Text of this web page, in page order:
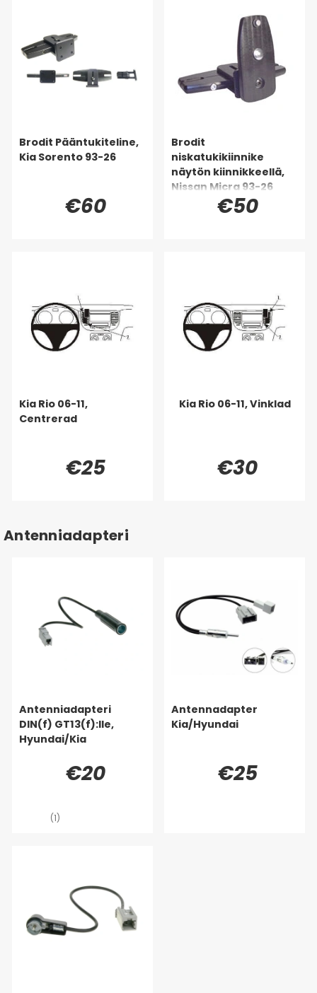
Brodit Pääntukiteline,
Kia Sorento 93-26
€60
Brodit
niskatukikiinnike
näytön kiinnikkeellä,
Nissan Micra 93-26
€50
Kia Rio 06-11,
Centrerad
€25
Kia Rio 06-11, Vinklad
€30
Antenniadapteri
Antenniadapteri
DIN(f) GT13(f):lle,
Hyundai/Kia
€20
(1)
Antennadapter
Kia/Hyundai
€25